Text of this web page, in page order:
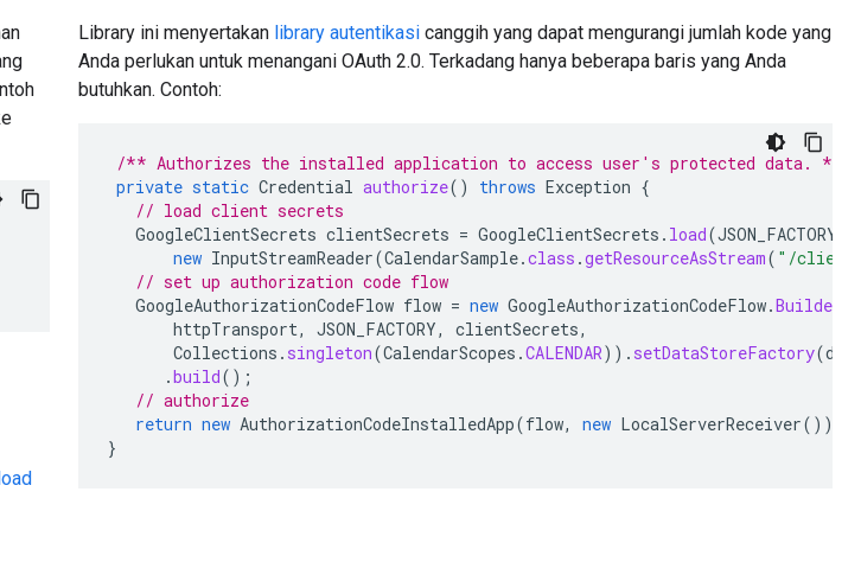
Library ini menyertakan library autentikasi canggih yang dapat mengurangi jumlah kode yang
Anda perlukan untuk menangani OAuth 2.0. Terkadang hanya beberapa baris yang Anda
butuhkan. Contoh:
/** Authorizes the installed application to access user's protected data. */
private static Credential authorize() throws Exception {
// load client secrets
GoogleClientSecrets clientSecrets = GoogleClientSecrets . load(JSON_FACTORY
new InputStreamReader(CalendarSample.class .getResourceAsStream( "/
// set up authorization code flow
GoogleAuthorizationCodeFlow flow = new GoogleAuthorizationCodeFlow.Builder
httpTransport, JSON_FACTORY, clientSecrets,
Collections . singleton(CalendarScopes .CALENDAR)). setDataStoreFactory(
.build();
// authorize
return new AuthorizationCodeInstalledApp(flow, new LocalServerReceiver()).
}